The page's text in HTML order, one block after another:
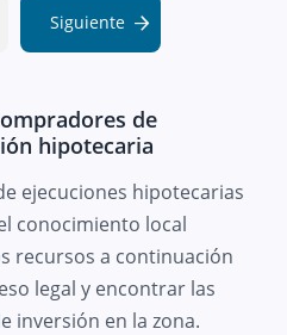
Siguiente
de
hipotecaria
ejecuciones hipotecarias
conocimiento local
recursos a continuación
legal y encontrar las
inversión en la zona.